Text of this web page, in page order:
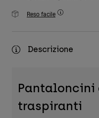
Borse e zaini
Reso facile
Descrizione
Pantaloncini
traspiranti